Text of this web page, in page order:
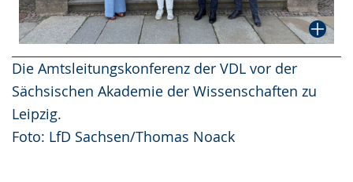
Die Amtsleitungskonferenz der VDL vor der
Sächsischen Akademie der Wissenschaften zu
Leipzig.
Foto: LfD Sachsen/Thomas Noack